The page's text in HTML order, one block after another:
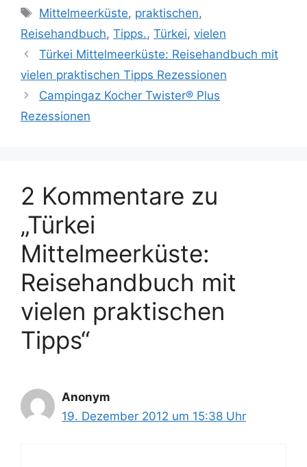
Schlagwörter
Mittelmeerküste, praktischen,
Reisehandbuch, Tipps., Türkei, vielen
Türkei Mittelmeerküste: Reisehandbuch mit
vielen praktischen Tipps Rezessionen
Campingaz Kocher Twister® Plus
Rezessionen
2 Kommentare zu
„Türkei
Mittelmeerküste:
Reisehandbuch mit
vielen praktischen
Tipps“
Anonym
19. Dezember 2012 um 15:38 Uhr